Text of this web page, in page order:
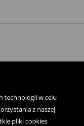
technologii w celu
z naszej
pliki cookies